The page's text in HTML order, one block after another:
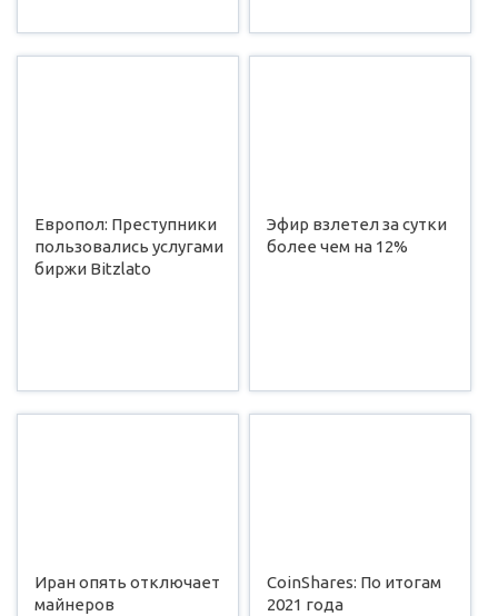
Европол: Преступники
пользовались услугами
биржи Bitzlato
Эфир взлетел за сутки
более чем на 12%
Иран опять отключает
майнеров
CoinShares: По итогам
2021 года